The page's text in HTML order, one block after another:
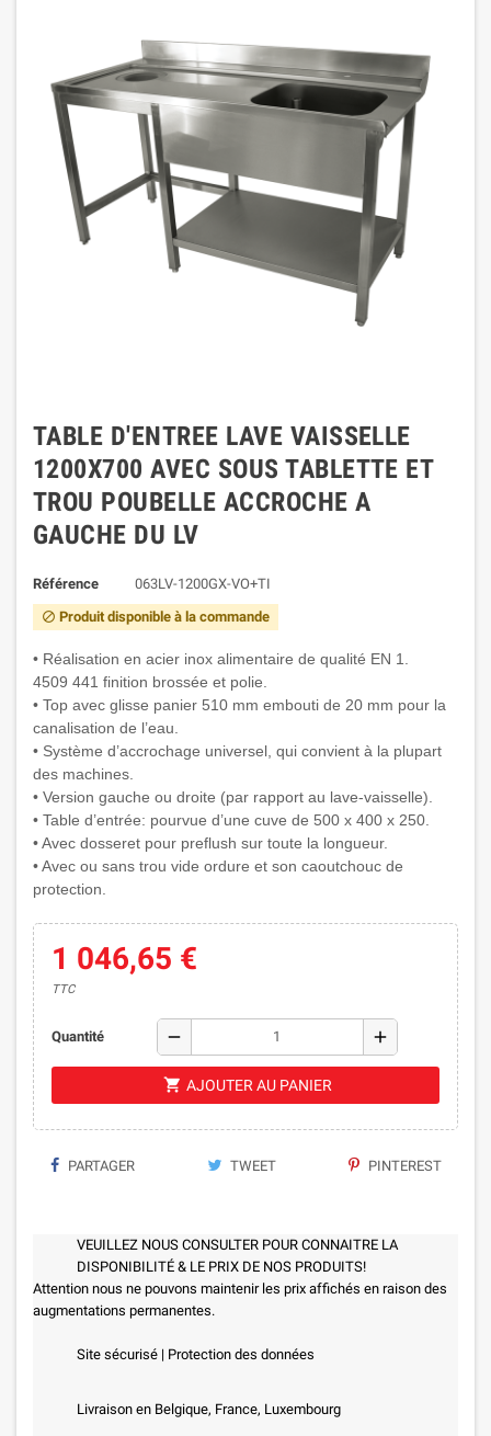
TABLE D'ENTREE LAVE VAISSELLE
1200X700 AVEC SOUS TABLETTE ET
TROU POUBELLE ACCROCHE A
GAUCHE DU LV
Référence 063LV-1200GX-VO+TI
block Produit disponible à la commande
• Réalisation en acier inox alimentaire de qualité EN 1.
4509 441 finition brossée et polie.
• Top avec glisse panier 510 mm embouti de 20 mm pour la
canalisation de l’eau.
• Système d’accrochage universel, qui convient à la plupart
des machines.
• Version gauche ou droite (par rapport au lave-vaisselle).
• Table d’entrée: pourvue d’une cuve de 500 x 400 x 250.
• Avec dosseret pour preflush sur toute la longueur.
• Avec ou sans trou vide ordure et son caoutchouc de
protection.
1 046,65 €
TTC
Quantité remove add
shopping_cart AJOUTER AU PANIER
PARTAGER TWEET PINTEREST
VEUILLEZ NOUS CONSULTER POUR CONNAITRE LA
DISPONIBILITÉ & LE PRIX DE NOS PRODUITS!
Attention nous ne pouvons maintenir les prix affichés en raison des
augmentations permanentes.
Site sécurisé | Protection des données
Livraison en Belgique, France, Luxembourg